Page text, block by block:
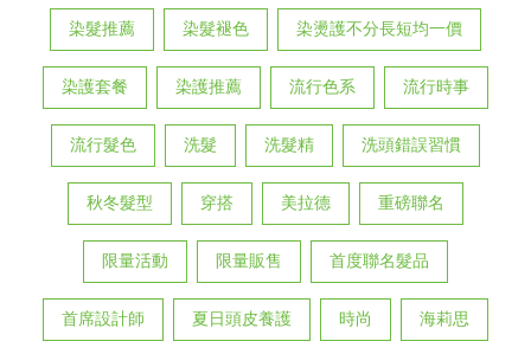
染髮推薦 染髮褪色 染燙護不分長短均一價
染護套餐 染護推薦 流行色系 流行時事
流行髮色 洗髮 洗髮精 洗頭錯誤習慣
秋冬髮型 穿搭 美拉德 重磅聯名
限量活動 限量販售 首度聯名髮品
首席設計師 夏日頭皮養護 時尚 海莉思